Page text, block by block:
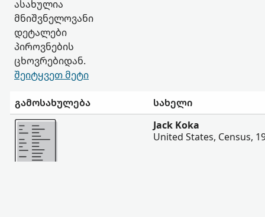
ასახულია
მნიშვნელოვანი
დეტალები
პიროვნების
ცხოვრებიდან.
შეიტყვეთ მეტი
გამოსახულება
სახელი
შევიტყოთ მეტი
Jack Koka
United States, Census,